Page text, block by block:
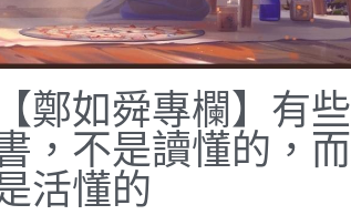
【鄭如舜專欄】有些
，不是讀懂的，而
活懂的